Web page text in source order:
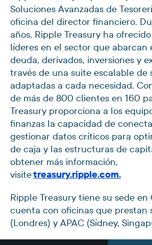
Soluciones Avanzadas de
oficina del director financiero.
años, Ripple Treasury ha
líderes en el sector que abarcan
deuda, derivados, inversiones y
través de una suite escalable de
adaptadas a cada necesidad.
de más de 800 clientes en 160
Treasury proporciona a los
finanzas la capacidad de
gestionar datos críticos para
de caja y las estructuras de
obtener más información,
visitetreasury.ripple.com.
Ripple Treasury tiene su sede en
cuenta con oficinas que prestan
(Londres) y APAC (Sídney,